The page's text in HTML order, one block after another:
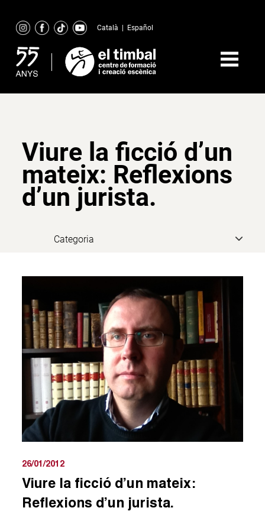
content
Català Español
Viure la ficció d’un
mateix: Reflexions
d’un jurista.
26/01/2012
Viure la ficció d’un mateix:
Reflexions d’un jurista.